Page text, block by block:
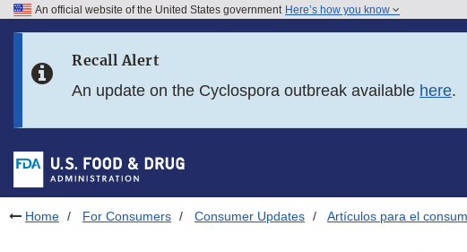
Skip to FDA Search
Skip to footer links
An official website of the United States government Here’s how you know
Recall Alert
An update on the Cyclospora outbreak available here.
Home For Consumers Consumer Updates Artículos para el